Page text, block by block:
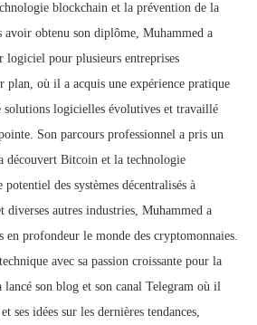
blockchain et la prévention de la
avoir obtenu son diplôme, Muhammed a
logiciel pour plusieurs entreprises
plan, où il a acquis une expérience pratique
solutions logicielles évolutives et travaillé
Son parcours professionnel a pris un
découvert Bitcoin et la technologie
des systèmes décentralisés à
autres industries, Muhammed a
en profondeur le monde des cryptomonnaies.
avec sa passion croissante pour la
son blog et son canal Telegram où il
ses idées sur les dernières tendances,